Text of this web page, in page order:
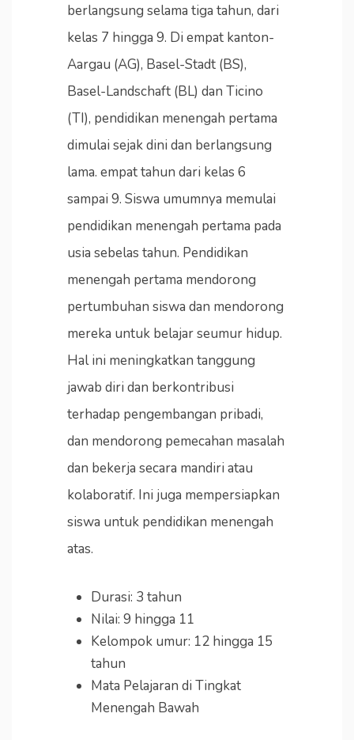
berlangsung selama tiga tahun, dari
kelas 7 hingga 9. Di empat kanton-
Aargau (AG), Basel-Stadt (BS),
Basel-Landschaft (BL) dan Ticino
(TI), pendidikan menengah pertama
dimulai sejak dini dan berlangsung
lama. empat tahun dari kelas 6
sampai 9. Siswa umumnya memulai
pendidikan menengah pertama pada
usia sebelas tahun. Pendidikan
menengah pertama mendorong
pertumbuhan siswa dan mendorong
mereka untuk belajar seumur hidup.
Hal ini meningkatkan tanggung
jawab diri dan berkontribusi
terhadap pengembangan pribadi,
dan mendorong pemecahan masalah
dan bekerja secara mandiri atau
kolaboratif. Ini juga mempersiapkan
siswa untuk pendidikan menengah
atas.
Durasi: 3 tahun
Nilai: 9 hingga 11
Kelompok umur: 12 hingga 15
tahun
Mata Pelajaran di Tingkat
Menengah Bawah